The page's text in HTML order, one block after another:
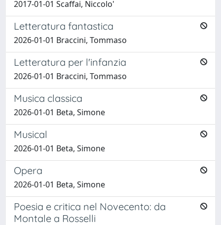
2017-01-01 Scaffai, Niccolo'
Letteratura fantastica
2026-01-01 Braccini, Tommaso
Letteratura per l'infanzia
2026-01-01 Braccini, Tommaso
Musica classica
2026-01-01 Beta, Simone
Musical
2026-01-01 Beta, Simone
Opera
2026-01-01 Beta, Simone
Poesia e critica nel Novecento: da
Montale a Rosselli